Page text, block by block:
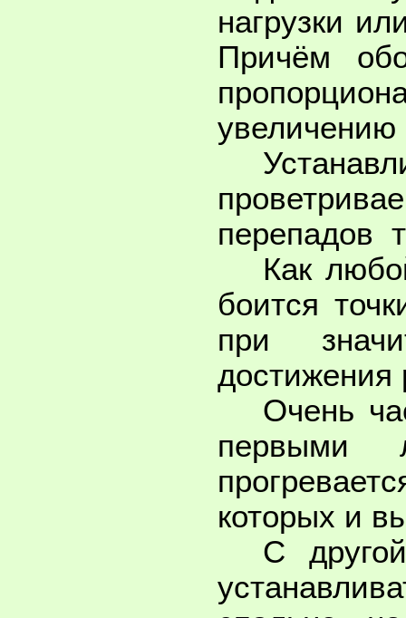
нагрузки
Причём
увеличению
перепадов
Как
боится
при
достижения
Очень
первыми
которых и
С